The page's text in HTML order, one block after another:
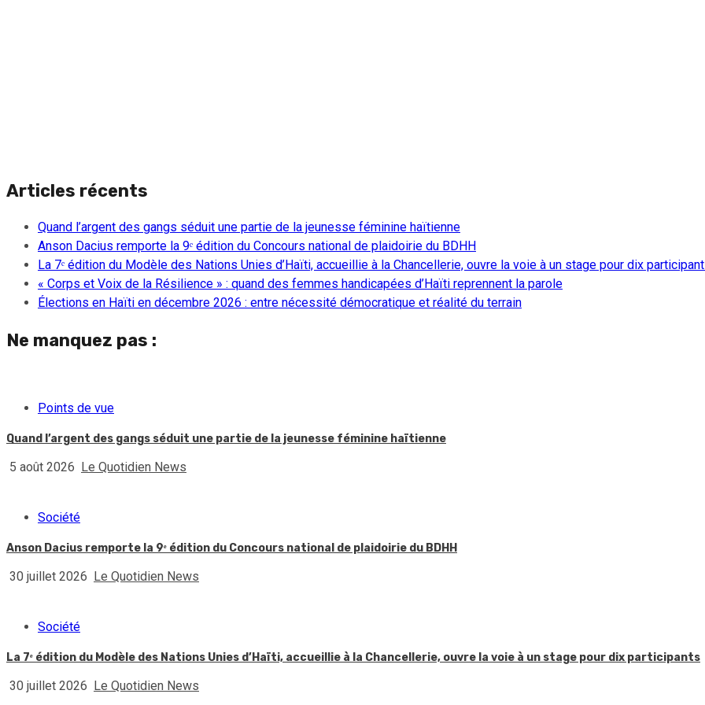
Articles récents
Quand l’argent des gangs séduit une partie de la jeunesse féminine haïtienne
Anson Dacius remporte la 9ᵉ édition du Concours national de plaidoirie du BDHH
La 7ᵉ édition du Modèle des Nations Unies d’Haïti, accueillie à la Chancellerie, ouvre la voie à un stage pour dix
« Corps et Voix de la Résilience » : quand des femmes handicapées d’Haïti reprennent la parole
Élections en Haïti en décembre 2026 : entre nécessité démocratique et réalité du terrain
Ne manquez pas :
Points de vue
Quand l’argent des gangs séduit une partie de la jeunesse féminine haïtienne
5 août 2026 Le Quotidien News
Société
Anson Dacius remporte la 9ᵉ édition du Concours national de plaidoirie du BDHH
30 juillet 2026 Le Quotidien News
Société
La 7ᵉ édition du Modèle des Nations Unies d’Haïti, accueillie à la Chancellerie, ouvre la voie à un stage pour dix participants
30 juillet 2026 Le Quotidien News